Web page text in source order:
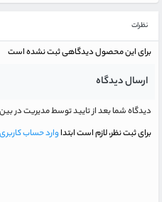
نظرات
برای این محصول دیدگاهی ثبت نشده است
ارسال دیدگاه
دیدگاه شما بعد از تایید توسط مدیریت در
برای ثبت نظر، لازم است ابتداوارد حساب کاربری